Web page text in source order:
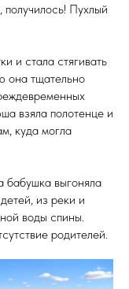
получилось! Пухлый
и стала стягивать
она тщательно
взяла полотенце и
куда могла
бабушка выгоняла
из реки и
воды спины.
родителей.